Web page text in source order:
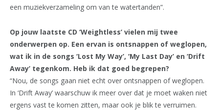
een muziekverzameling om van te watertanden”.
Op jouw laatste CD ‘Weightless’ vielen mij twee
onderwerpen op. Een ervan is ontsnappen of weglopen,
wat ik in de songs ‘Lost My Way’, ‘My Last Day’ en ‘Drift
Away’ tegenkom. Heb ik dat goed begrepen?
“Nou, de songs gaan niet echt over ontsnappen of weglopen.
In ‘Drift Away’ waarschuw ik meer over dat je moet waken niet
ergens vast te komen zitten, maar ook je blik te verruimen.